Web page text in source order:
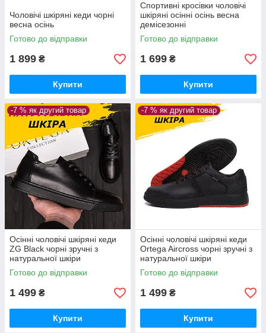
Чоловічі шкіряні кеди чорні
весна осінь
Готово до відправки
1 899 ₴
Купити
Спортивні кросівки чоловічі
шкіряні осінні осінь весна
демісезонні
Готово до відправки
1 699 ₴
Купити
-7 % як другий товар
Осінні чоловічі шкіряні кеди
ZG Black чорні зручні з
натуральної шкіри
*262/1чл(п)*
Готово до відправки
1 499 ₴
Купити
-7 % як другий товар
Осінні чоловічі шкіряні кеди
Ortega Aircross чорні зручні з
натуральної шкіри
Готово до відправки
1 499 ₴
Купити